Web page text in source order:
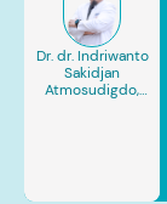
Dr. dr. Indriwanto
Sakidjan
Atmosudigdo,